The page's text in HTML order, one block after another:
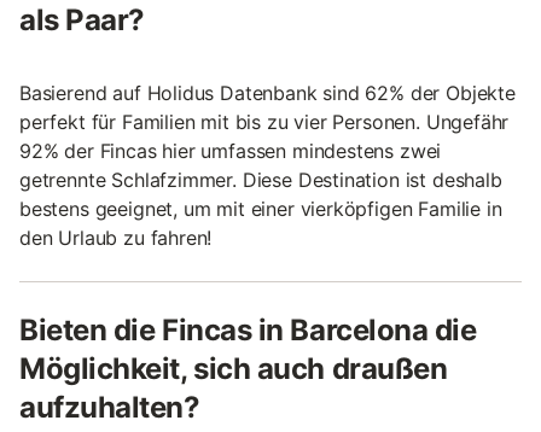
als Paar?
Basierend auf Holidus Datenbank sind 62% der Objekte
perfekt für Familien mit bis zu vier Personen. Ungefähr
92% der Fincas hier umfassen mindestens zwei
getrennte Schlafzimmer. Diese Destination ist deshalb
bestens geeignet, um mit einer vierköpfigen Familie in
den Urlaub zu fahren!
Bieten die Fincas in Barcelona die
Möglichkeit, sich auch draußen
aufzuhalten?